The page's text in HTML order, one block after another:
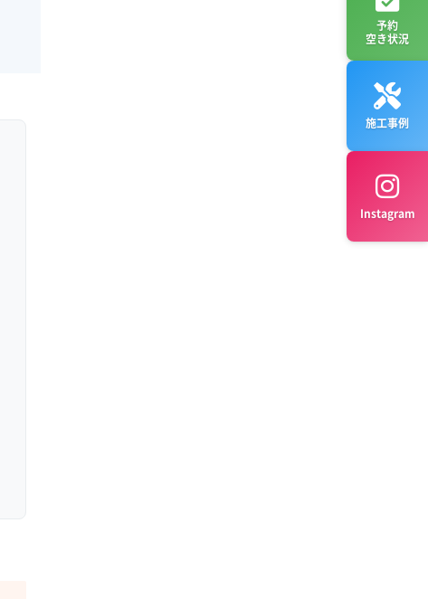
予約
空き状況
施工事例
Instagram